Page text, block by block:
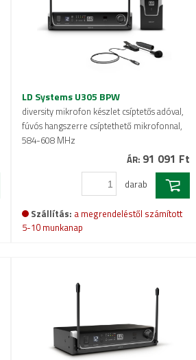
LD Systems U305 BPW
diversity mikrofon készlet csíptetős adóval,
fúvós hangszerre csíptethető mikrofonnal,
584-608 MHz
ÁR: 91 091 Ft
darab
Szállítás: a megrendeléstől számított
5-10 munkanap